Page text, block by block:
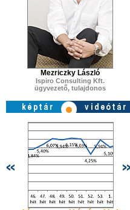
Mezriczky László
Ispiro Consulting Kft.
ügyvezető, tulajdonos